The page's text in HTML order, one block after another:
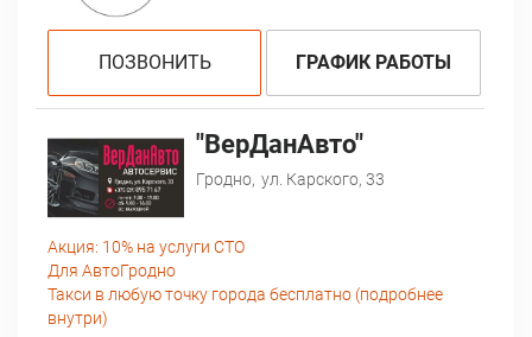
ПОЗВОНИТЬ ГРАФИК РАБОТЫ
"ВерДанАвто"
Гродно, ул. Карского, 33
Акция: 10% на услуги СТО
Для АвтоГродно
Такси в любую точку города бесплатно (подробнее
внутри)